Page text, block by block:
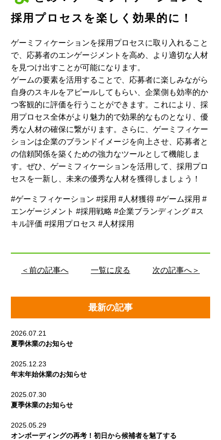
採用プロセスを楽しく効果的に！
ゲーミフィケーションを採用プロセスに取り入れること
で、応募者のエンゲージメントを高め、より適切な人材
を見つけ出すことが可能になります。
ゲームの要素を活用することで、応募者に楽しみながら
自身のスキルをアピールしてもらい、企業側も効率的か
つ客観的に評価を行うことができます。これにより、採
用プロセス全体がより魅力的で効果的なものとなり、優
秀な人材の確保に繋がります。さらに、ゲーミフィケー
ションは企業のブランドイメージを向上させ、応募者と
の信頼関係を築くための強力なツールとして機能しま
す。ぜひ、ゲーミフィケーションを活用して、採用プロ
セスを一新し、未来の優秀な人材を獲得しましょう！
#ゲーミフィケーション #採用 #人材獲得 #ゲーム採用 #
エンゲージメント #採用戦略 #企業ブランディング #ス
キル評価 #採用プロセス #人材採用
＜前の記事へ 一覧に戻る 次の記事へ＞
最新の記事
2026.07.21
夏季休業のお知らせ
2025.12.23
年末年始休業のお知らせ
2025.07.30
夏季休業のお知らせ
2025.05.29
オンボーディングの再考！初日から候補者を魅了する